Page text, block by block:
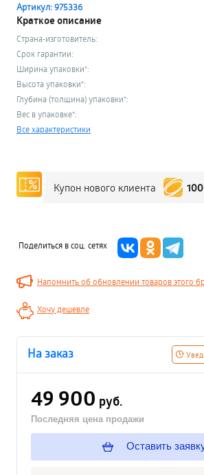
Артикул: 975336
Краткое описание
Страна-изготовитель:
Срок гарантии:
Ширина упаковки*:
Высота упаковки*:
Глубина (толщина) упаковки*:
Вес в упаковке*:
Все характеристики
Купон нового клиента
Поделиться в соц. сетях
Напомнить об обновлении товаров этого
Хочу дешевле
На заказ
49 900 руб.
Последняя цена продажи
Оставить